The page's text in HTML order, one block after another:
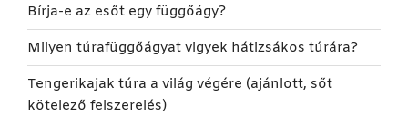
Bírja-e az esőt egy függőágy?
Milyen túrafüggőágyat vigyek hátizsákos túrára?
Tengerikajak túra a világ végére (ajánlott, sőt
kötelező felszerelés)